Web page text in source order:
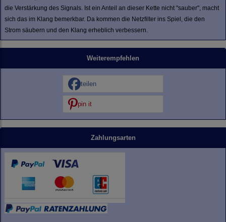
die Verstärkung des Signals. Ist ein Anteil an dieser Kette nicht "sauber", macht
sich das im Klang bemerkbar. Da kommen die Netzfilter ins Spiel, die den
Strom säubern und den Klang erheblich verbessern.
Weiterempfehlen
teilen
pin it
Zahlungsarten